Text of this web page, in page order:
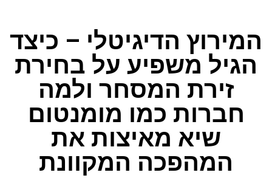
המירוץ הדיגיטלי – כיצד
הגיל משפיע על בחירת
זירת המסחר ולמה
חברות כמו מומנטום
שיא מאיצות את
המהפכה המקוונת